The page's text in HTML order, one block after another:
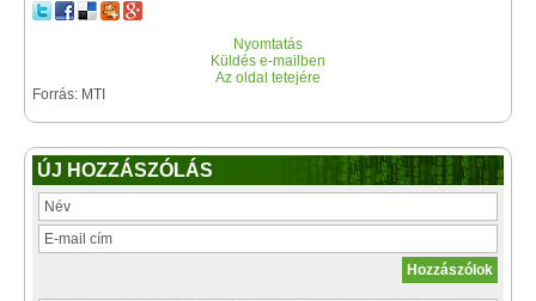
Nyomtatás
Küldés e-mailben
Az oldal tetejére
Forrás: MTI
ÚJ HOZZÁSZÓLÁS